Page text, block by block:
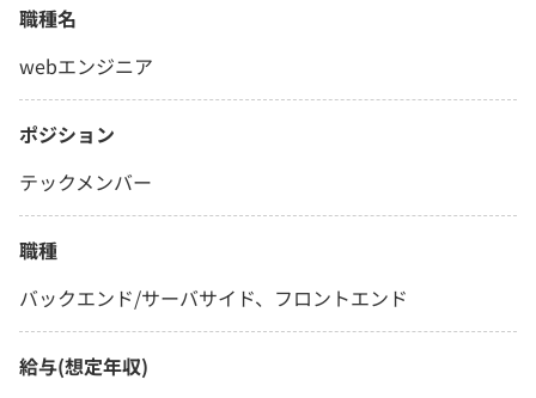
職種名
webエンジニア
ポジション
テックメンバー
職種
バックエンド/サーバサイド、フロントエンド
給与(想定年収)